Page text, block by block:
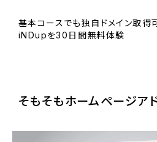
基本コースでも独自ドメイン取得
iNDupを30日間無料体験
そもそもホームページア